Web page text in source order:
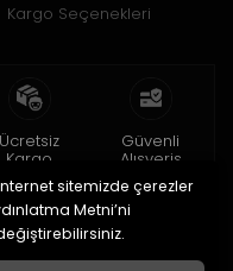
Kargo Seçenekleri
Ücretsiz
Kargo
TL ve üzeri
Güvenli
Alışveriş
256bit SSL ile
sitemizde çerezler
Metni’ni